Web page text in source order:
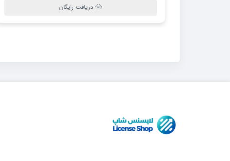
دریافت رایگان